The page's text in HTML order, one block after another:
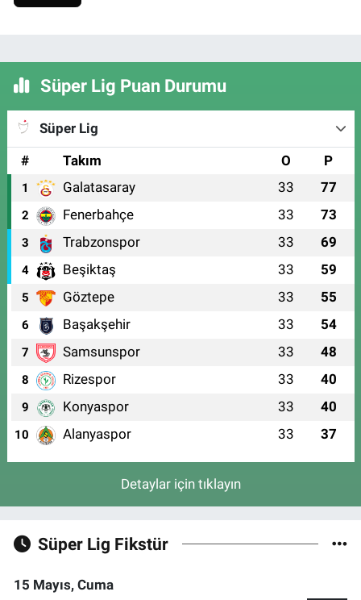
Süper Lig Puan Durumu
Süper Lig
#
Takım O P
1 Galatasaray 33 77
2 Fenerbahçe 33 73
3 Trabzonspor 33 69
4 Beşiktaş 33 59
5 Göztepe 33 55
6 Başakşehir 33 54
7 Samsunspor 33 48
8 Rizespor 33 40
9 Konyaspor 33 40
10 Alanyaspor 33 37
Detaylar için tıklayın
Süper Lig Fikstür
15 Mayıs, Cuma